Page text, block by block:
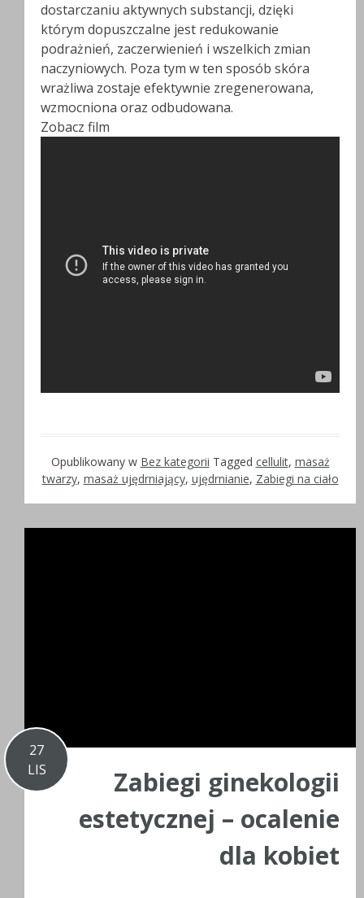
dostarczaniu aktywnych substancji, dzięki
którym dopuszczalne jest redukowanie
podrażnień, zaczerwienień i wszelkich zmian
naczyniowych. Poza tym w ten sposób skóra
wrażliwa zostaje efektywnie zregenerowana,
wzmocniona oraz odbudowana.
Zobacz film
Opublikowany w Bez kategorii Tagged cellulit, masaż
twarzy, masaż ujędrniający, ujędrnianie, Zabiegi na ciało
27
LIS
Zabiegi ginekologii
estetycznej – ocalenie
dla kobiet